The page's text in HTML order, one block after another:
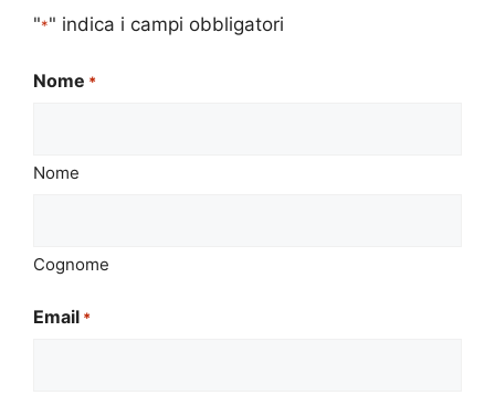
"*" indica i campi obbligatori
Nome *
Nome
Cognome
Email *